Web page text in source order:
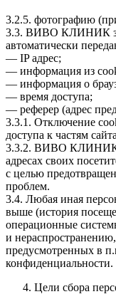
3.2.5. фотографию
3.3. ВИВО КЛИНИК
автоматически
— IP адрес;
— информация из
— информация о
— время доступа;
— реферер (адрес
3.3.1. Отключение
доступа к частям
3.3.2. ВИВО КЛИНИК
адресах своих
с целью
проблем.
3.4. Любая иная
выше (история
операционные
и
предусмотренных в
конфиденциальности.
Цели сбора